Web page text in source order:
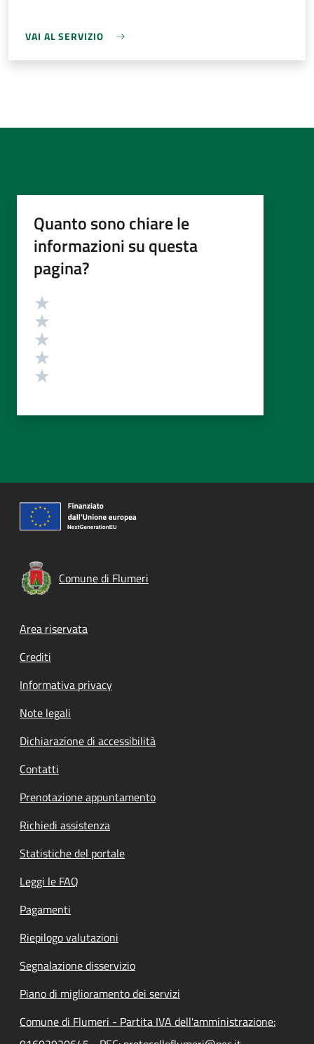
VAI AL SERVIZIO
Quanto sono chiare le
informazioni su questa
pagina?
Valutazione
Comune di Flumeri
Footer menu
Area riservata
Crediti
Informativa privacy
Note legali
Dichiarazione di accessibilità
Contatti
Prenotazione appuntamento
Richiedi assistenza
Statistiche del portale
Leggi le FAQ
Pagamenti
Riepilogo valutazioni
Segnalazione disservizio
Piano di miglioramento dei servizi
Comune di Flumeri - Partita IVA dell'amministrazione: